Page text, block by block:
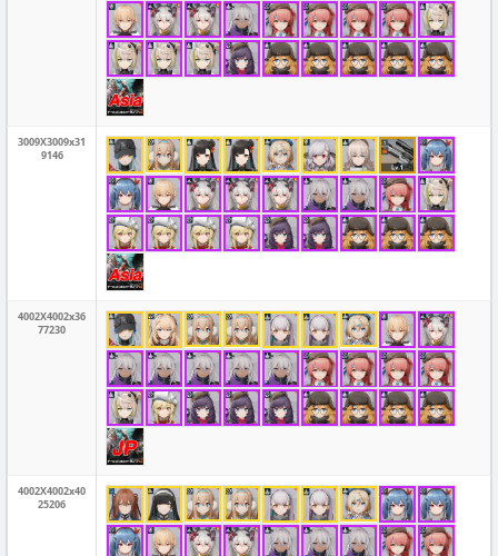
3009X3009x31
9146
4002X4002x36
77230
4002X4002x40
25206